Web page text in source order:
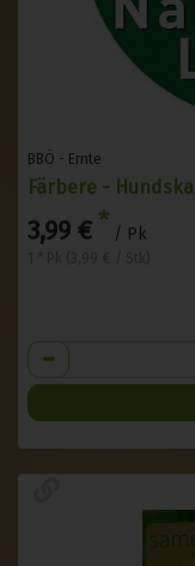
BBÖ - Ernte
Färbere -
3,99 € * / Pk
Anzahl